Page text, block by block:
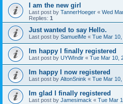
I am the new girl
Last post by TannerHoeger « Wed
Replies: 1
Just wanted to say Hello.
Last post by SamuelMe « Tue Mar
Im happy I finally registered
Last post by UYWIndir « Tue Mar 10,
Im happy I now registered
Last post by AltonSnink « Tue Mar
Im glad I finally registered
Last post by Jamesimack « Tue Mar